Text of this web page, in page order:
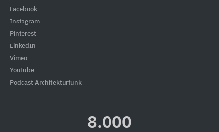
Facebook
Instagram
Pinterest
LinkedIn
Vimeo
Youtube
Podcast Architekturfunk
8.000